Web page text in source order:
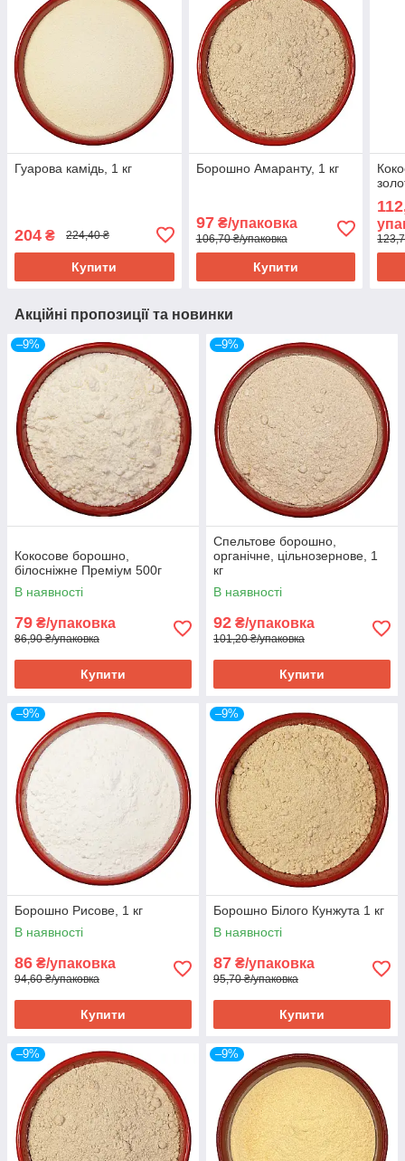
Гуарова камідь, 1 кг
204 ₴ 224,40 ₴
Купити
Борошно Амаранту, 1 кг
97₴/упаковка
106,70 ₴/упаковка
Купити
Акційні пропозиції та новинки
–9%
Кокосове борошно,
білосніжне Преміум 500г
В наявності
79 ₴/упаковка
86,90 ₴/упаковка
Купити
–9%
Спельтове борошно,
органічне, цільнозернове, 1
кг
В наявності
92 ₴/упаковка
101,20 ₴/упаковка
Купити
–9%
Борошно Рисове, 1 кг
В наявності
86 ₴/упаковка
94,60 ₴/упаковка
Купити
–9%
Борошно Білого Кунжута 1 кг
В наявності
87 ₴/упаковка
95,70 ₴/упаковка
Купити
–9% –9%